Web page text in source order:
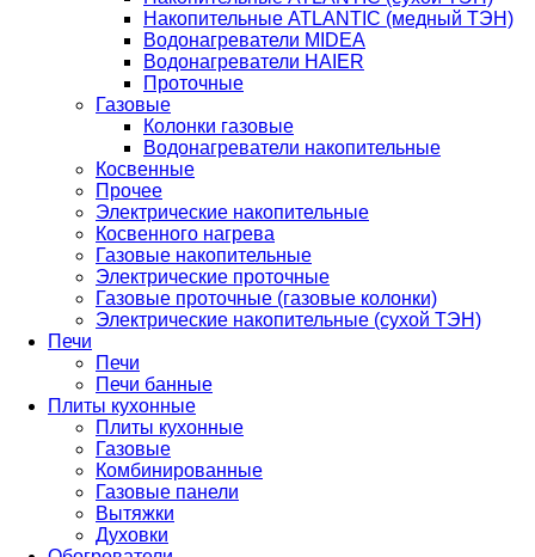
Накопительные ATLANTIC (медный ТЭН)
Водонагреватели MIDEA
Водонагреватели HAIER
Проточные
Газовые
Колонки газовые
Водонагреватели накопительные
Косвенные
Прочее
Электрические накопительные
Косвенного нагрева
Газовые накопительные
Электрические проточные
Газовые проточные (газовые колонки)
Электрические накопительные (сухой ТЭН)
Печи
Печи
Печи банные
Плиты кухонные
Плиты кухонные
Газовые
Комбинированные
Газовые панели
Вытяжки
Духовки